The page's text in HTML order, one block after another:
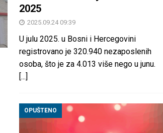
2025
2025.09.24 09:39
U julu 2025. u Bosni i Hercegovini
registrovano je 320.940 nezaposlenih
osoba, što je za 4.013 više nego u junu.
[...]
OPUŠTENO